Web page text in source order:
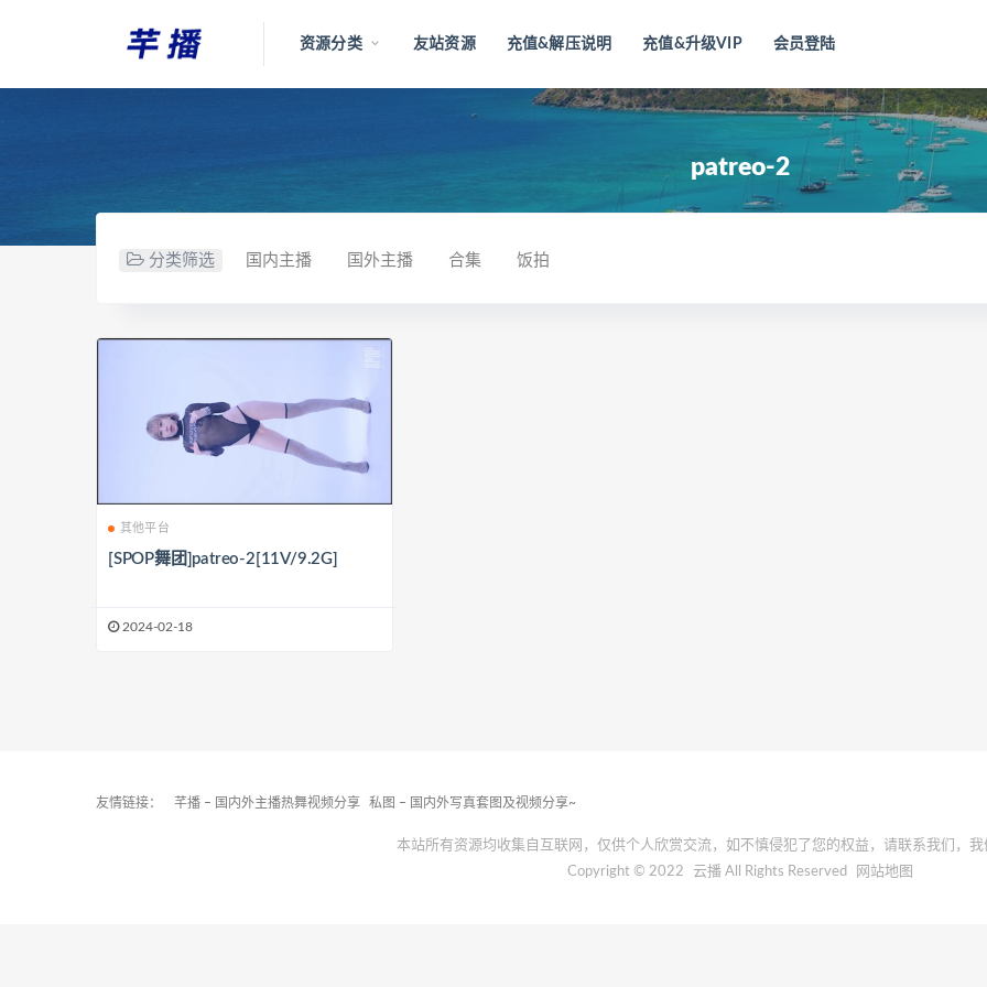
资源分类 友站资源 充值&解压说明 充值&升级VIP 会员登陆
patreo-2
分类筛选 国内主播 国外主播 合集 饭拍
其他平台
[SPOP舞团]patreo-2[11V/9.2G]
2024-02-18
友情链接： 芊播 – 国内外主播热舞视频分享 私图 – 国内外写真套图及视频分享~
本站所有资源均收集自互联网，仅供个人欣赏交流，如不慎侵犯了您的权益，请联系我们，我
Copyright © 2022
云播 All Rights Reserved 网站地图